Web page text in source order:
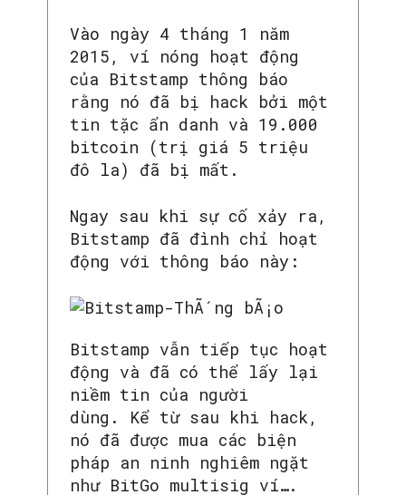
Vào ngày 4 tháng 1 năm
2015, ví nóng hoạt động
của Bitstamp thông báo
rằng nó đã bị hack bởi một
tin tặc ẩn danh và 19.000
bitcoin (trị giá 5 triệu
đô la) đã bị mất.
Ngay sau khi sự cố xảy ra,
Bitstamp đã đình chỉ hoạt
động với thông báo này:
Bitstamp vẫn tiếp tục hoạt
động và đã có thể lấy lại
niềm tin của người
dùng. Kể từ sau khi hack,
nó đã được mua các biện
pháp an ninh nghiêm ngặt
như BitGo multisig ví….